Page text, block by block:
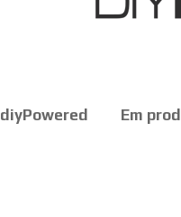
diyPowered Em